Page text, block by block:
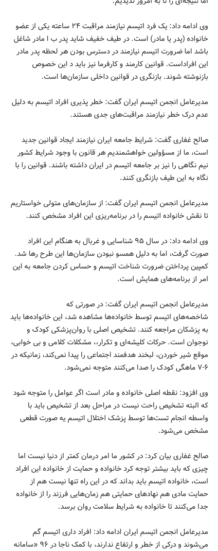
وی ادامه داد: یک فرد اتیسم نیازمند مراقبت ۲۴ ساعته یکی از عضو
خانواده (پدر یا مادر) است. در طیف خفیف شاید پدر ب ا مادر شاغل
باشد اما ضرورت اتیسم نیازمند در دسترس بودن هر لحظه پدر مادر
این افراداست. قوانین کارمند و کارفرما نیز باید د این خصوص
بازنوشته شوند. بازنگری در قوانین داخلی سازمان‌ها است.
مدیرعامل انجمن اتیسم ایران گفت: خطر پذیری افراد اتیسم به دلیل
عدم درک خطر نیازمند مراقبت‌های جدی هستند.
صالح غفاری گفت: شرایط جامعه ایران نیازمند ایجاد قوانین جدید
است، ما از مسؤولین خواهشمندیم هر قانون با وجود شرایط کشور
نیم نگاهی را نیز بر جامعه اتیسم در ایران داشته باشند. قوانین را با
نگاه به این طیف بازنگری کنند.
مدیرعامل انجمن اتیسم ایران گفت: از سازمان‌های متولی خواستاریم
تا نقش خانواده اتیسم را در برنامه‌ریزی این افراد مشخص کنند.
وی ادامه داد: در سال ۹۵ شناسایی و غربال به هنگام این افراد
صورت گرفت، اما به دلیل همسو نبودن سازمان‌ها این طرح رها شد.
کمپین پرداختن ضرورت شناخت اتیسم و حساس کردن جامعه به این
امر از برنامه‌های همایش است.
مدیرعامل انجمن اتیسم ایران گفت: در صورتی که
شاخصه‌های اتیسم توسط خانواده‌ها مشاهده شد، این خانواده‌ها باید
به پزشکان مراجعه کنند. تشخیص اصلی با روان‌پزشکی کودک و
نوجوان است. حرکات کلیشه‌ای و تکرار،، مشکلات کلامی و بی خوابی،
موقع شیر خوردن، لبخند هدفمند اجتماعی را پیدا نمی‌کند، زمانیکه در
۶-۷ ماهگی کودک را صدا می‌کنند متوجه نمی‌شود.
وی افزود: نقطه اصلی خانواده و مادر است اگر عوامل را متوجه شود
که البته تشخیص راحت نیست در مراحل بعد از تشخیص باید با
واسطه انجام تست‌ها توسط پزشک اختلال اتیسم یه صورت قطعی
مشخص می‌شود.
صالح غفاری بیان کرد: در کشور ما امر درمان کمتر از دنیا نیست اما
چیزی که باید بیشتر توجه کرد خانواده و حمایت از خانواده این افراد
است، خانواده اتیسم باید بداند که در این راه تنها نیست هم از
حمایت مادی هم نهادهای حمایتی هم زمان‌هایی فرزند را از خانواده
جدا می‌کنند تا خانواده به شرایط سلامت روان برسد.
مدیرعامل انجمن اتیسم ایران ادامه داد: افراد داری اتیسم گم
می‌شوند و درکی از خطر و ارتفاع ندارند، با کمک ناجا در ۹۶ «سامانه